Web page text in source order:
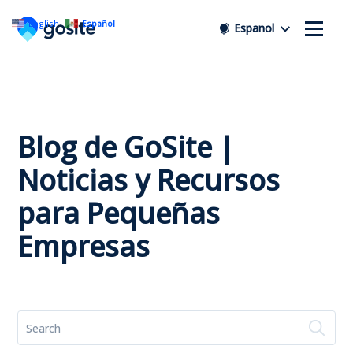
Espanol
Blog de GoSite |
Noticias y Recursos
para Pequeñas
Empresas
English Español